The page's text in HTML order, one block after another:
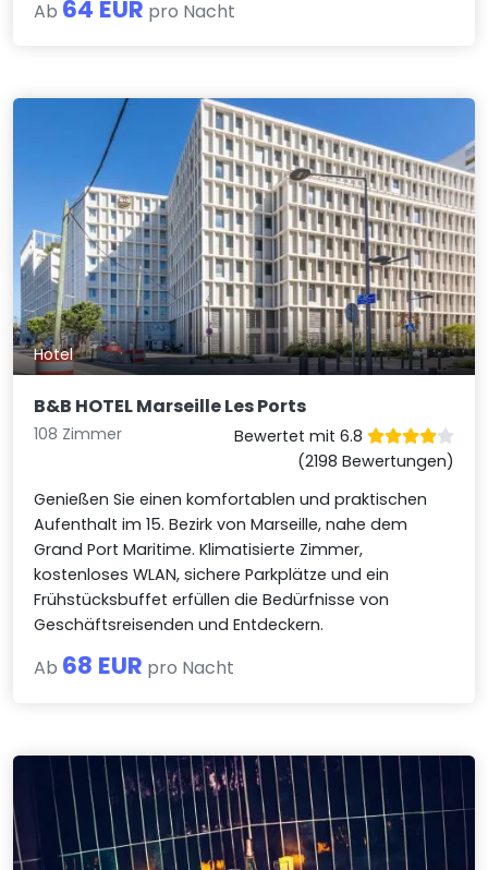
Ab 64 EUR pro Nacht
Hotel
B&B HOTEL Marseille Les Ports
108 Zimmer
Bewertet mit 6.8
(2198 Bewertungen)
Genießen Sie einen komfortablen und praktischen
Aufenthalt im 15. Bezirk von Marseille, nahe dem
Grand Port Maritime. Klimatisierte Zimmer,
kostenloses WLAN, sichere Parkplätze und ein
Frühstücksbuffet erfüllen die Bedürfnisse von
Geschäftsreisenden und Entdeckern.
Ab 68 EUR pro Nacht